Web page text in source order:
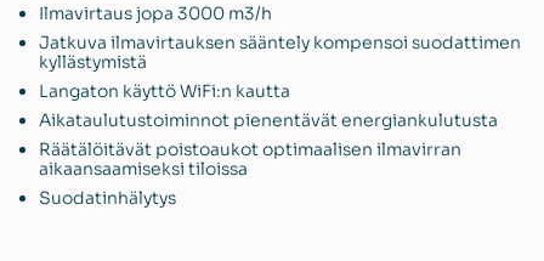
Ilmavirtaus jopa 3000 m3/h
Jatkuva ilmavirtauksen sääntely kompensoi suodattimen
kyllästymistä
Langaton käyttö WiFi:n kautta
Aikataulutustoiminnot pienentävät energiankulutusta
Räätälöitävät poistoaukot optimaalisen ilmavirran
aikaansaamiseksi tiloissa
Suodatinhälytys